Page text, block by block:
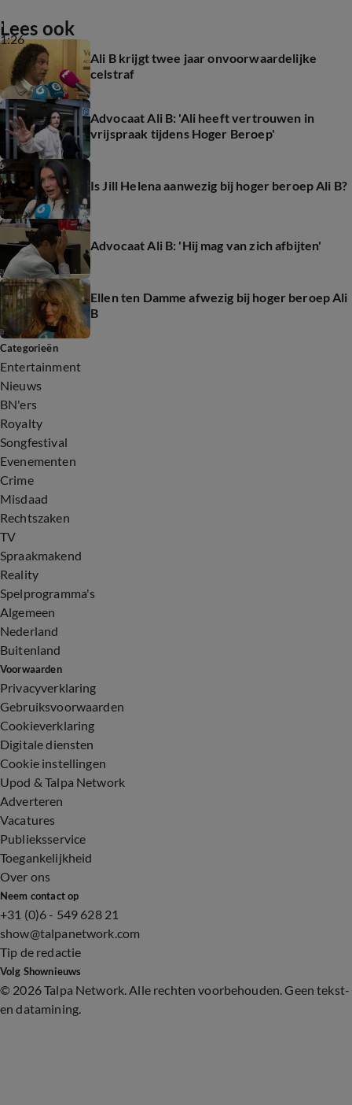
1:26
Lees ook
Ali B krijgt twee jaar onvoorwaardelijke
celstraf
Advocaat Ali B: 'Ali heeft vertrouwen in
vrijspraak tijdens Hoger Beroep'
Is Jill Helena aanwezig bij hoger beroep Ali B?
Advocaat Ali B: 'Hij mag van zich afbijten'
Ellen ten Damme afwezig bij hoger beroep Ali
B
Categorieën
Entertainment
Nieuws
BN'ers
Royalty
Songfestival
Evenementen
Crime
Misdaad
Rechtszaken
TV
Spraakmakend
Reality
Spelprogramma's
Algemeen
Nederland
Buitenland
Voorwaarden
Privacyverklaring
Gebruiksvoorwaarden
Cookieverklaring
Digitale diensten
Cookie instellingen
Upod & Talpa Network
Adverteren
Vacatures
Publieksservice
Toegankelijkheid
Over ons
Neem contact op
+31 (0)6 - 549 628 21
show@talpanetwork.com
Tip de redactie
Volg Shownieuws
© 2026 Talpa Network. Alle rechten voorbehouden. Geen tekst-
en datamining.